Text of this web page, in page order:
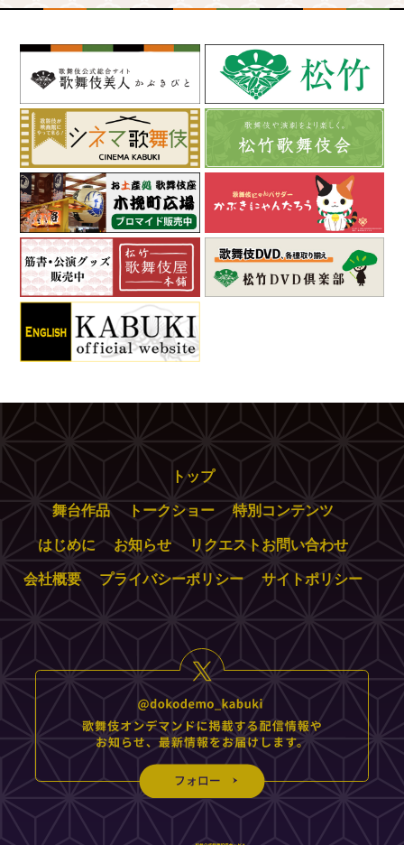
トップ
舞台作品
トークショー
特別コンテンツ
はじめに
お知らせ
リクエストお問い合わせ
会社概要
プライバシーポリシー サイトポリシー